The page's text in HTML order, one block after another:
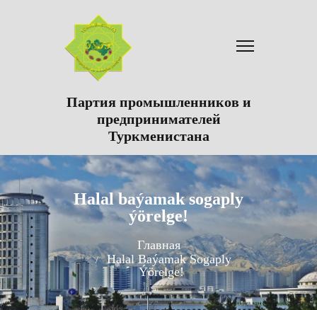
Партия промышленников и
предпринимателей
Туркменистана
Halal baýamak sogaply
ýörelge!
Главная
Halal Baýamak Sogaply
Ýörelge!